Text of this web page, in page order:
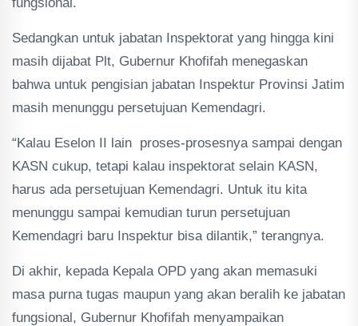
Sedangkan untuk jabatan Inspektorat yang hingga kini
masih dijabat Plt, Gubernur Khofifah menegaskan
bahwa untuk pengisian jabatan Inspektur Provinsi Jatim
masih menunggu persetujuan Kemendagri.
“Kalau Eselon II lain proses-prosesnya sampai dengan
KASN cukup, tetapi kalau inspektorat selain KASN,
harus ada persetujuan Kemendagri. Untuk itu kita
menunggu sampai kemudian turun persetujuan
Kemendagri baru Inspektur bisa dilantik,” terangnya.
Di akhir, kepada Kepala OPD yang akan memasuki
masa purna tugas maupun yang akan beralih ke jabatan
fungsional, Gubernur Khofifah menyampaikan